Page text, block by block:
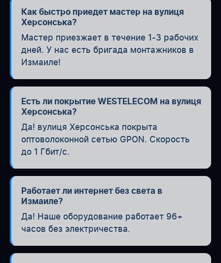
Как быстро приедет мастер на вулиця
Херсонська?
Мастер приезжает в течение 1-3 рабочих
дней. У нас есть бригада монтажников в
Измаиле!
Есть ли покрытие WESTELECOM на вулиця
Херсонська?
Да! вулиця Херсонська покрыта
оптоволоконной сетью GPON. Скорость
до 1 Гбит/с.
Работает ли интернет без света в
Измаиле?
Да! Наше оборудование работает 96+
часов без электричества.